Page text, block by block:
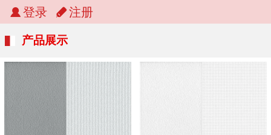
登录 注册
产品展示